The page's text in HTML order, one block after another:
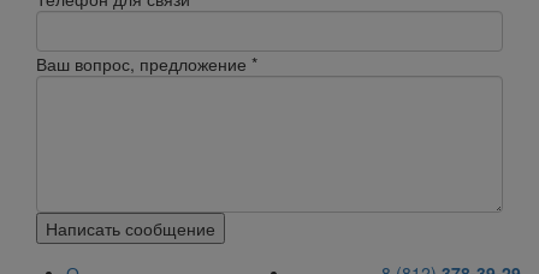
Ваш вопрос, предложение *
Написать сообщение